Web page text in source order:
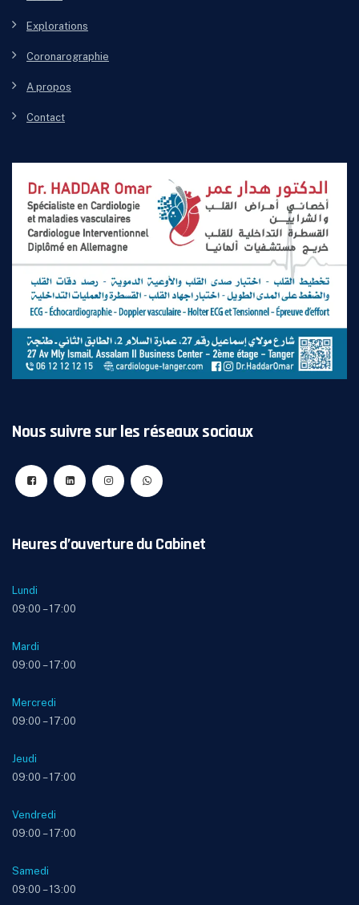
Explorations
Coronarographie
A propos
Contact
Nous suivre sur les réseaux sociaux
Heures d’ouverture du Cabinet
Lundi
09:00 – 17:00
Mardi
09:00 – 17:00
Mercredi
09:00 – 17:00
Jeudi
09:00 – 17:00
Vendredi
09:00 – 17:00
Samedi
09:00 – 13:00